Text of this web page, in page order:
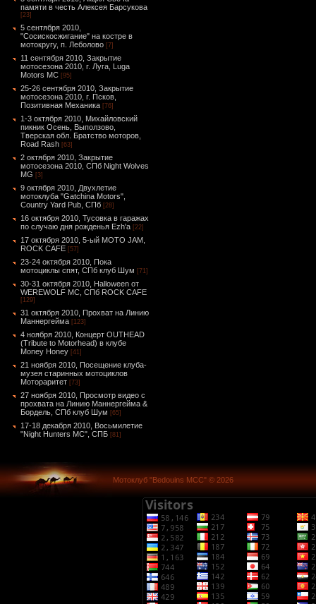
памяти в честь Алексея Барсукова
[23]
5 сентября 2010,
"Сосискосжигание" на костре в
мотокругу, п. Леболово [7]
11 сентября 2010, Закрытие
мотосезона 2010, г. Луга, Luga
Motors MC [95]
25-26 сентября 2010, Закрытие
мотосезона 2010, г. Псков,
Позитивная Механика [76]
1-3 октября 2010, Михайловский
пикник Осень, Выползово,
Тверская обл. Братство моторов,
Road Rash [63]
2 октября 2010, Закрытие
мотосезона 2010, СПб Night Wolves
MG [3]
9 октября 2010, Двухлетие
мотоклуба "Gatchina Motors",
Country Yard Pub, СПб [28]
16 октября 2010, Тусовка в гаражах
по случаю дня рожденья Ezh'а [22]
17 октября 2010, 5-ый MOTO JAM,
ROCK CAFE [57]
23-24 октября 2010, Пока
мотоциклы спят, СПб клуб Шум [71]
30-31 октября 2010, Halloween от
WEREWOLF MC, СПб ROCK CAFE
[129]
31 октября 2010, Прохват на Линию
Маннергейма [123]
4 ноября 2010, Концерт OUTHEAD
(Tribute to Motorhead) в клубе
Money Honey [41]
21 ноября 2010, Посещение клуба-
музея старинных мотоциклов
Мотораритет [73]
27 ноября 2010, Просмотр видео с
прохвата на Линию Маннергейма &
Бордель, СПб клуб Шум [65]
17-18 декабря 2010, Восьмилетие
"Night Hunters MC", СПБ [81]
Мотоклуб "Bedouins MCC" © 2026